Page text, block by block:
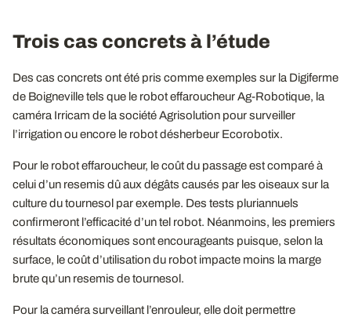
Trois cas concrets à l’étude
Des cas concrets ont été pris comme exemples sur la Digiferme
de Boigneville tels que le robot effaroucheur Ag-Robotique, la
caméra Irricam de la société Agrisolution pour surveiller
l’irrigation ou encore le robot désherbeur Ecorobotix.
Pour le robot effaroucheur, le coût du passage est comparé à
celui d’un resemis dû aux dégâts causés par les oiseaux sur la
culture du tournesol par exemple. Des tests pluriannuels
confirmeront l’efficacité d’un tel robot. Néanmoins, les premiers
résultats économiques sont encourageants puisque, selon la
surface, le coût d’utilisation du robot impacte moins la marge
brute qu’un resemis de tournesol.
Pour la caméra surveillant l’enrouleur, elle doit permettre